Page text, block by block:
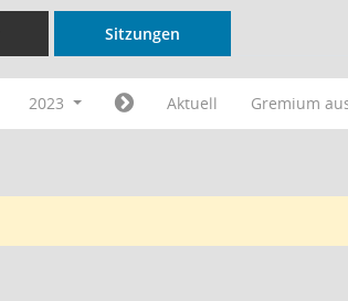
Sitzungen
2023 Aktuell Gremium